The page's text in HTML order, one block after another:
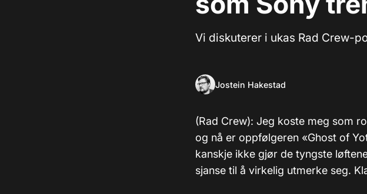
Vi diskuterer i ukas Rad Crew-
Jostein Hakestad
(Rad Crew): Jeg koste meg som
og nå er oppfølgeren «Ghost of
kanskje ikke gjør de tyngste
sjanse til å virkelig utmerke seg.